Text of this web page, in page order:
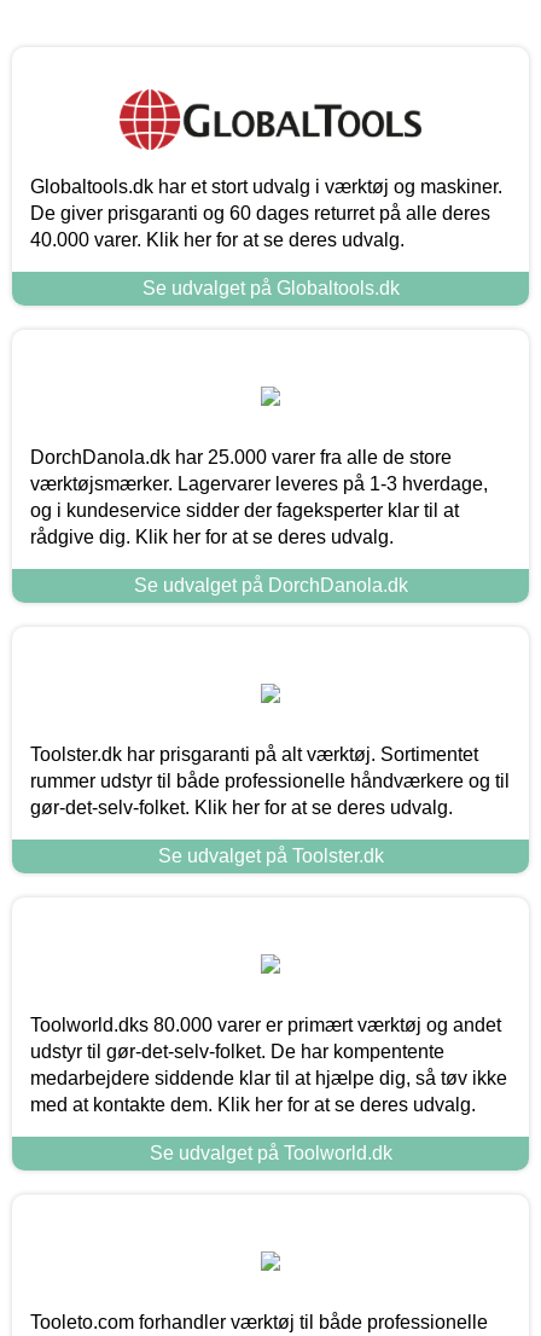
Globaltools.dk har et stort udvalg i værktøj og maskiner.
De giver prisgaranti og 60 dages returret på alle deres
40.000 varer. Klik her for at se deres udvalg.
Se udvalget på Globaltools.dk
DorchDanola.dk har 25.000 varer fra alle de store
værktøjsmærker. Lagervarer leveres på 1-3 hverdage,
og i kundeservice sidder der fageksperter klar til at
rådgive dig. Klik her for at se deres udvalg.
Se udvalget på DorchDanola.dk
Toolster.dk har prisgaranti på alt værktøj. Sortimentet
rummer udstyr til både professionelle håndværkere og til
gør-det-selv-folket. Klik her for at se deres udvalg.
Se udvalget på Toolster.dk
Toolworld.dks 80.000 varer er primært værktøj og andet
udstyr til gør-det-selv-folket. De har kompentente
medarbejdere siddende klar til at hjælpe dig, så tøv ikke
med at kontakte dem. Klik her for at se deres udvalg.
Se udvalget på Toolworld.dk
Tooleto.com forhandler værktøj til både professionelle